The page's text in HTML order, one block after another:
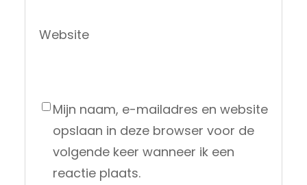
Website
Mijn naam, e-mailadres en website
opslaan in deze browser voor de
volgende keer wanneer ik een
reactie plaats.